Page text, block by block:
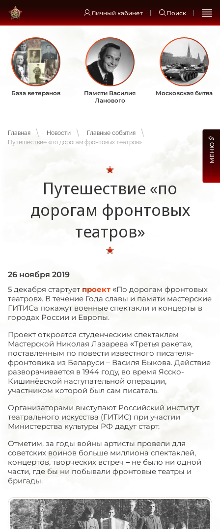
Личный кабинет Поиск
База ветеранов
Памяти Василия
Ланового
Московская битва
Главная Новости
Главные события
Путешествие «по дорогам фронтовых театров»
Путешествие «по
дорогам фронтовых
театров»
26 ноября 2019
5 декабря стартует проект «По дорогам фронтовых
театров». В течение Года славы и памяти мастерские
ГИТИСа покажут военные спектакли и концерты в
городах России и Европы.
Проект откроется студенческим спектаклем
Мастерской Николая Лазарева «Третья ракета»,
поставленным по повести известного писателя-
фронтовика из Беларуси – Василя Быкова. Действие
разворачивается в 1944 году, во время Ясско-
Кишинёвской наступательной операции,
участником которой был сам писатель.
Организаторами выступают Российский институт
театрального искусства (ГИТИС) при участии
Министерства культуры РФ дадут старт.
Отметим, за годы войны артисты провели для
советских воинов больше миллиона спектаклей,
концертов, творческих встреч – не было ни одной
части, где бы ни побывали фронтовые театры и
бригады.
МЕНЮ